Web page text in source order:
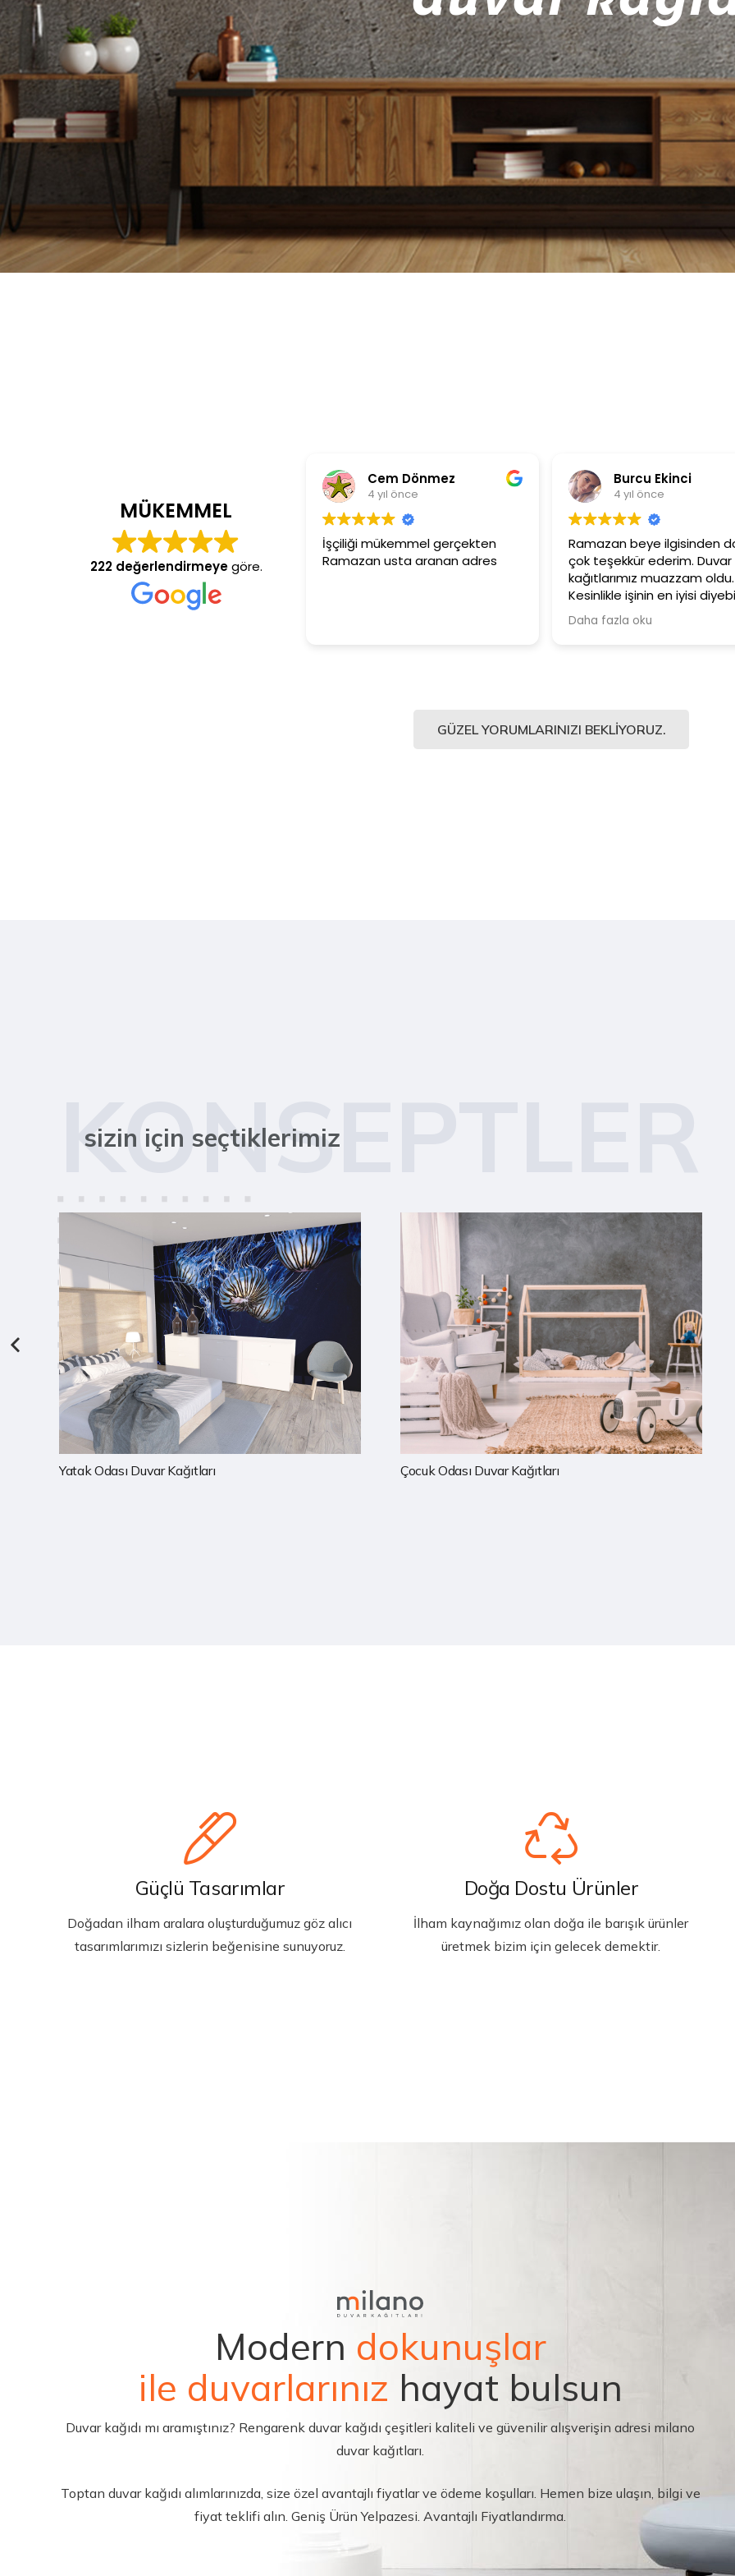
MÜKEMMEL
222 değerlendirmeyegöre.
Cem Dönmez
İşçiliği mükemmel gerçekten
Ramazan usta aranan adres
Burcu Ekinci
Ramazan beye ilgisinden dolayı
çok teşekkür ederim. Duvar
kağıtlarımız muazzam oldu.
Kesinlikle işinin en iyisi diyebilirim.
Şiddetle tavsiye ediyorum.
Ürünler
Güler
GÜZEL YORUMLARINIZI BEKLIYORUZ.
KONSEPTLER
sizin için seçtiklerimiz
Çocuk Odası Duvar Kağıtları Mutfak Duvar Kağıtları
Güçlü Tasarımlar
Doğadan ilham aralara oluşturduğumuz göz alıcı
tasarımlarımızı sizlerin beğenisine sunuyoruz.
Doğa Dostu Ürünler
İlham kaynağımız olan doğa ile barışık ürünler
üretmek bizim için gelecek demektir.
Modern dokunuşlar
ile duvarlarınız hayat bulsun
Duvar kağıdı mı aramıştınız? Rengarenk duvar kağıdı çeşitleri kaliteli ve güvenilir alışverişin adresi milano
duvar kağıtları.
Toptan duvar kağıdı alımlarınızda, size özel avantajlı fiyatlar ve ödeme koşulları. Hemen bize ulaşın, bilgi ve
fiyat teklifi alın. Geniş Ürün Yelpazesi. Avantajlı Fiyatlandırma.